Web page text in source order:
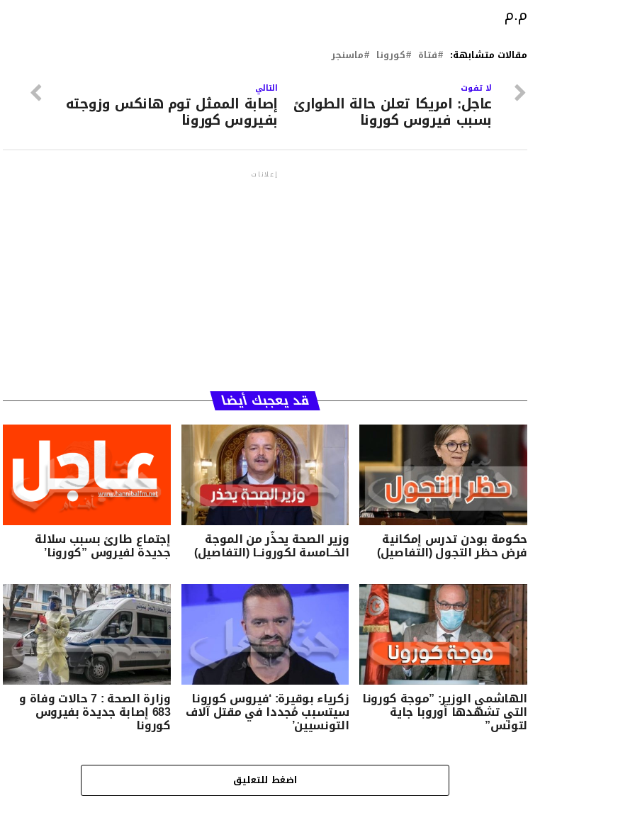
م.م
مقالات متشابهة: فتاة كورونا ماسنجر
التالي
إصابة الممثل توم هانكس وزوجته
بفيروس كورونا
لا تفوت
عاجل: امريكا تعلن حالة الطوارئ
بسبب فيروس كورونا
إعلانات
قد يعجبك أيضا
حكومة بودن تدرس إمكانية
فرض حظر التجول (التفاصيل)
وزير الصحة يحذّر من الموجة
الخــامسة لكورونــا (التفاصيل)
إجتماع طارئ بسبب سلالة
جديدة لفيروس ”كورونا’
الهاشمي الوزير: ”موجة كورونا
التي تشهدها أوروبا جاية
لتونس”
زكرياء بوقيرة: ‘فيروس كورونا
سيتسبب مُجددا في مقتل آلاف
التونسيين’
وزارة الصحة : 7 حالات وفاة و
683 إصابة جديدة بفيروس
كورونا
اضغط للتعليق